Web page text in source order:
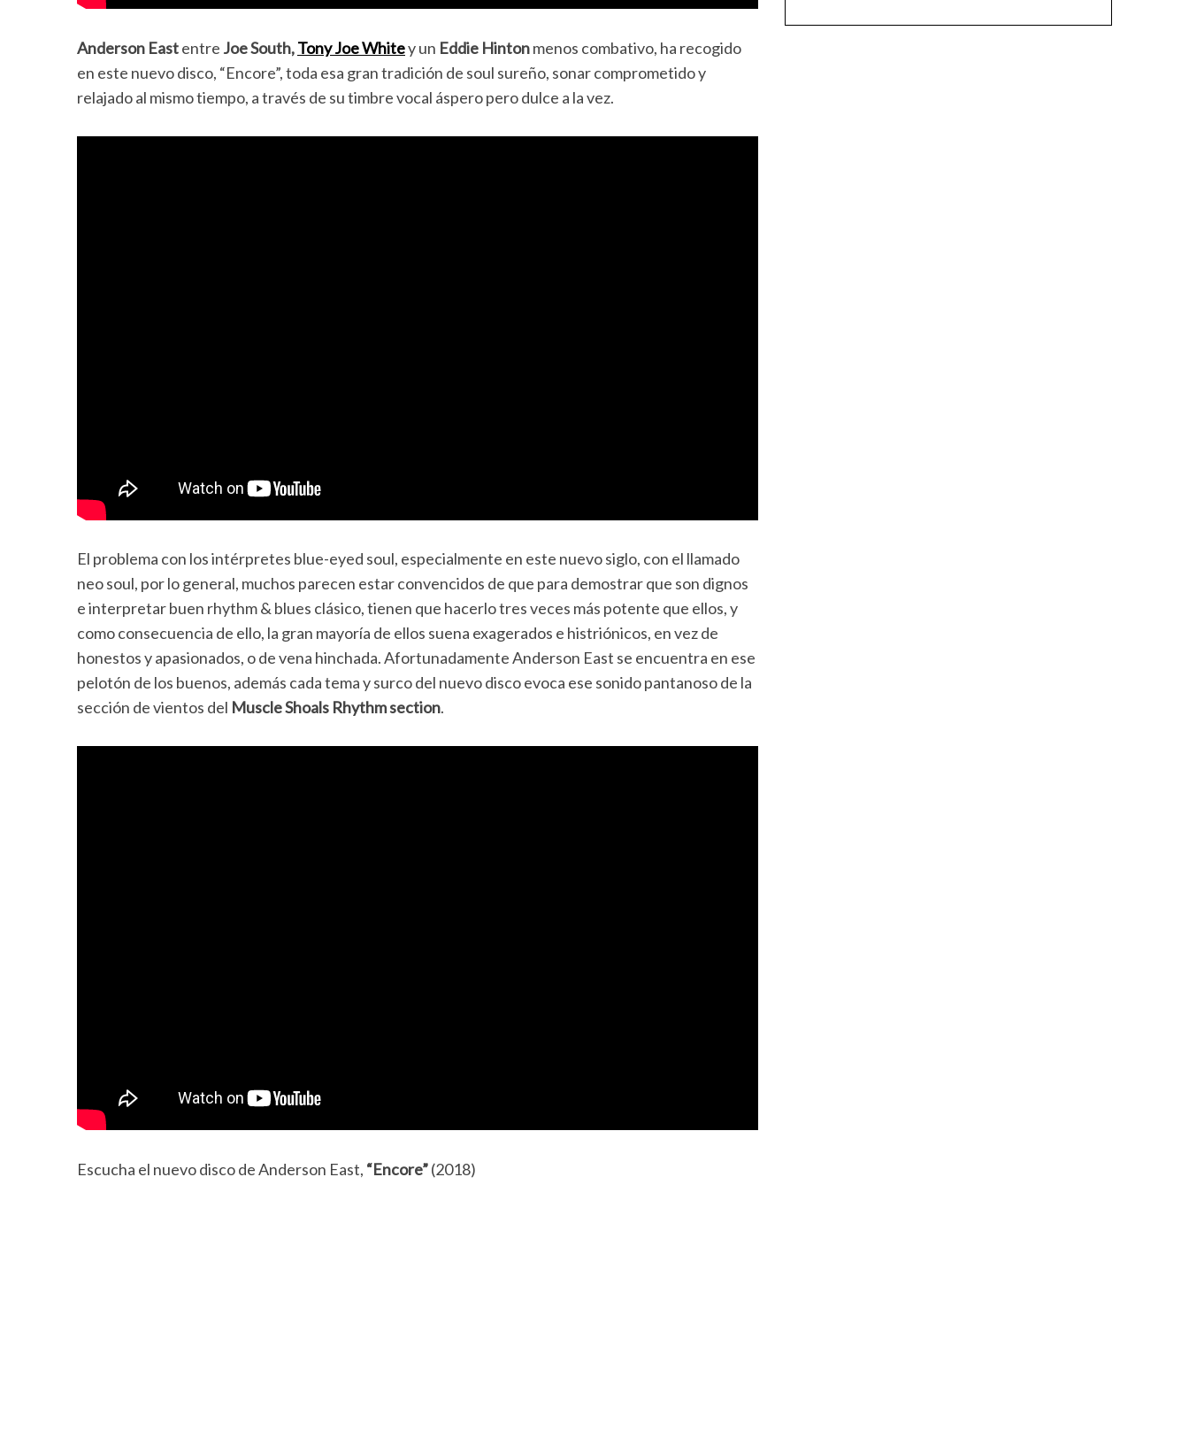
Anderson Eastentre Joe South,Tony Joe Whitey un Eddie Hintonmenos combativo, ha recogido
en este nuevo disco, “Encore”, toda esa gran tradición de soul sureño, sonar comprometido y
relajado al mismo tiempo, a través de su timbre vocal áspero pero dulce a la vez.
El problema con los intérpretes blue-eyed soul, especialmente en este nuevo siglo, con el llamado
neo soul, por lo general, muchos parecen estar convencidos de que para demostrar que son dignos
e interpretar buen rhythm & blues clásico, tienen que hacerlo tres veces más potente que ellos, y
como consecuencia de ello, la gran mayoría de ellos suena exagerados e histriónicos, en vez de
honestos y apasionados, o de vena hinchada. Afortunadamente Anderson East se encuentra en ese
pelotón de los buenos, además cada tema y surco del nuevo disco evoca ese sonido pantanoso de la
sección de vientos del Muscle Shoals Rhythm section.
Escucha el nuevo disco de Anderson East, “Encore”(2018)